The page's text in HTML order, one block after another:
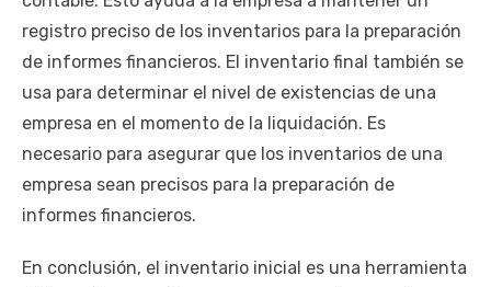
registro preciso de los inventarios para la preparación
de informes financieros. El inventario final también se
usa para determinar el nivel de existencias de una
empresa en el momento de la liquidación. Es
necesario para asegurar que los inventarios de una
empresa sean precisos para la preparación de
informes financieros.
En conclusión, el inventario inicial es una herramienta